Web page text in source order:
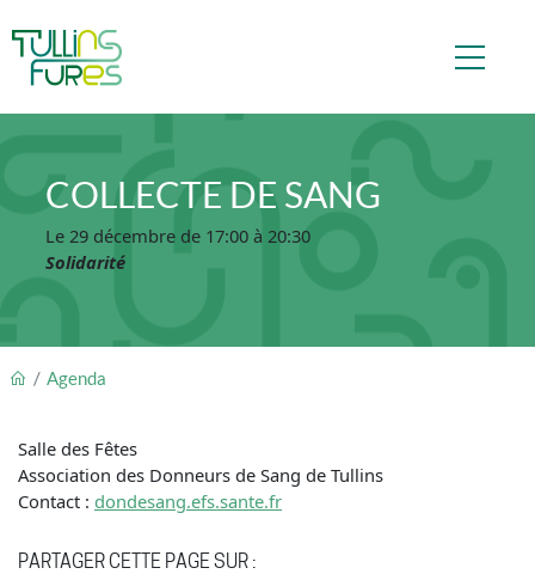
COLLECTE DE SANG
Le 29 décembre de 17:00 à 20:30
Solidarité
FIL D'ARIANE
Agenda
Salle des Fêtes
Association des Donneurs de Sang de Tullins
Contact : dondesang.efs.sante.fr
PARTAGER CETTE PAGE SUR :